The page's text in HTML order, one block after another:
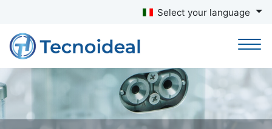
Select your language